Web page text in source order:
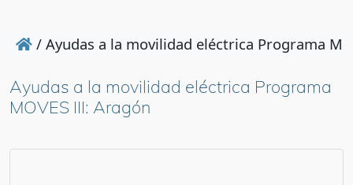
/ Ayudas a la movilidad eléctrica Programa
Ayudas a la movilidad eléctrica Programa
MOVES III: Aragón